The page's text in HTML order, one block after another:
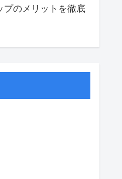
プのメリットを徹底